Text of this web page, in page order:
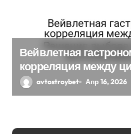
п
и
я
Вейвлетная
корреляция между
Решения выбора и
экспоненциальная
avtostroybet Апр 16, 2026